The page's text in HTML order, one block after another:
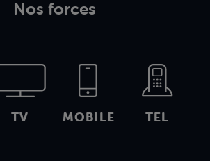
Nos forces
TV MOBILE TEL